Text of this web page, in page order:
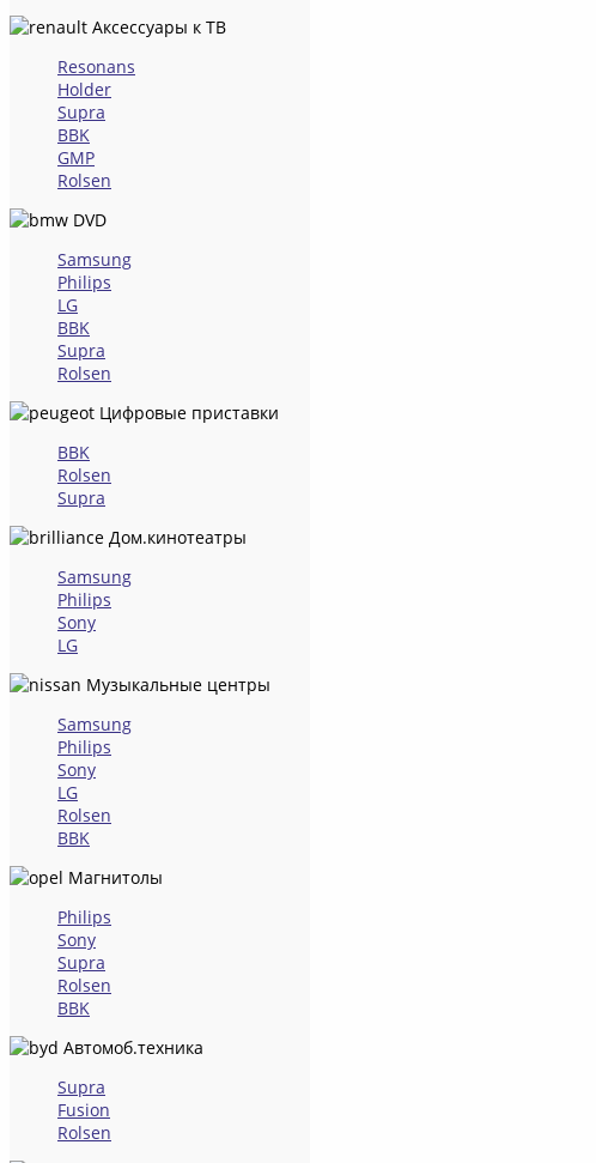
Аксессуары к ТВ
Resonans
Holder
Supra
BBK
GMP
Rolsen
DVD
Samsung
Philips
LG
BBK
Supra
Rolsen
Цифровые приставки
BBK
Rolsen
Supra
Дом.кинотеатры
Samsung
Philips
Sony
LG
Музыкальные центры
Samsung
Philips
Sony
LG
Rolsen
BBK
Магнитолы
Philips
Sony
Supra
Rolsen
BBK
Автомоб.техника
Supra
Fusion
Rolsen